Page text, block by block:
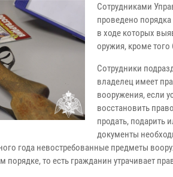
Сотрудниками
проведено
в ходе которых
оружия, кроме
Сотрудники
владелец имеет
вооружения, если
восстановить
продать, подарить
документы
года невостребованные предметы
порядке, то есть гражданин утрачивает